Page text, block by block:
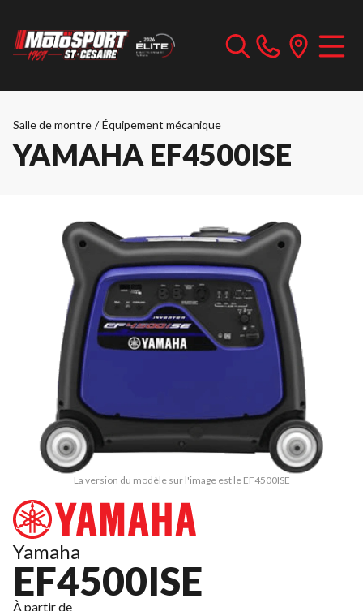
Salle de montre / Équipement mécanique
YAMAHA EF4500ISE
La version du modèle sur l'image est le EF4500ISE
Yamaha
EF4500ISE
À partir de